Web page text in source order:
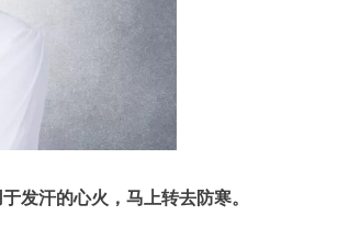
发汗的心火，马上转去防寒。